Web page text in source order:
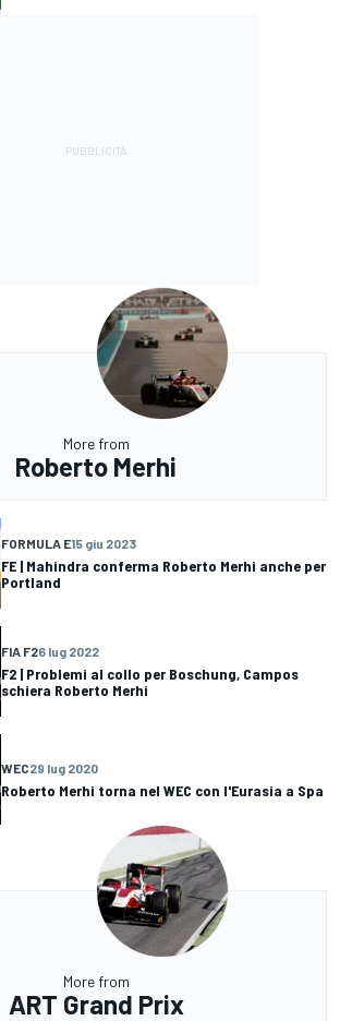
More from
Roberto Merhi
FORMULA E15 giu 2023
FE | Mahindra conferma Roberto Merhi anche per
Portland
FIA F26 lug 2022
F2 | Problemi al collo per Boschung, Campos
schiera Roberto Merhi
WEC29 lug 2020
Roberto Merhi torna nel WEC con l'Eurasia a Spa
More from
ART Grand Prix